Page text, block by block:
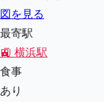
図を見る
最寄駅
🚉 横浜駅
食事
あり